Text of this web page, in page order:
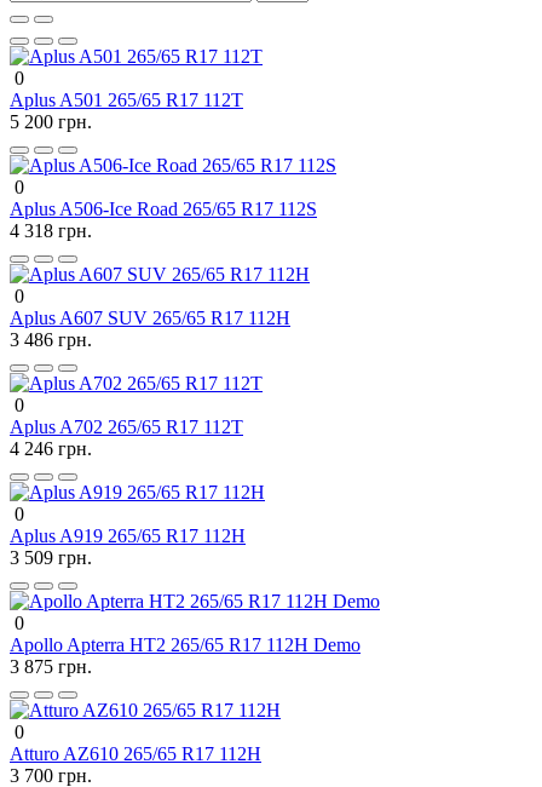
0
Aplus A501 265/65 R17 112T
5 200 грн.
0
Aplus A506-Ice Road 265/65 R17 112S
4 318 грн.
0
Aplus A607 SUV 265/65 R17 112H
3 486 грн.
0
Aplus A702 265/65 R17 112T
4 246 грн.
0
Aplus A919 265/65 R17 112H
3 509 грн.
0
Apollo Apterra HT2 265/65 R17 112H Demo
3 875 грн.
0
Atturo AZ610 265/65 R17 112H
3 700 грн.